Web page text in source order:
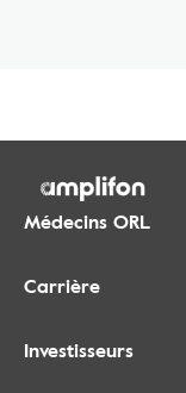
Médecins ORL
Carrière
Investisseurs